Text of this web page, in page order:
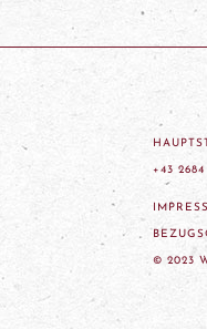
+43
© 2023